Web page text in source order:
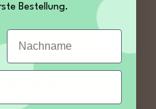
Bestellung.
Nachname